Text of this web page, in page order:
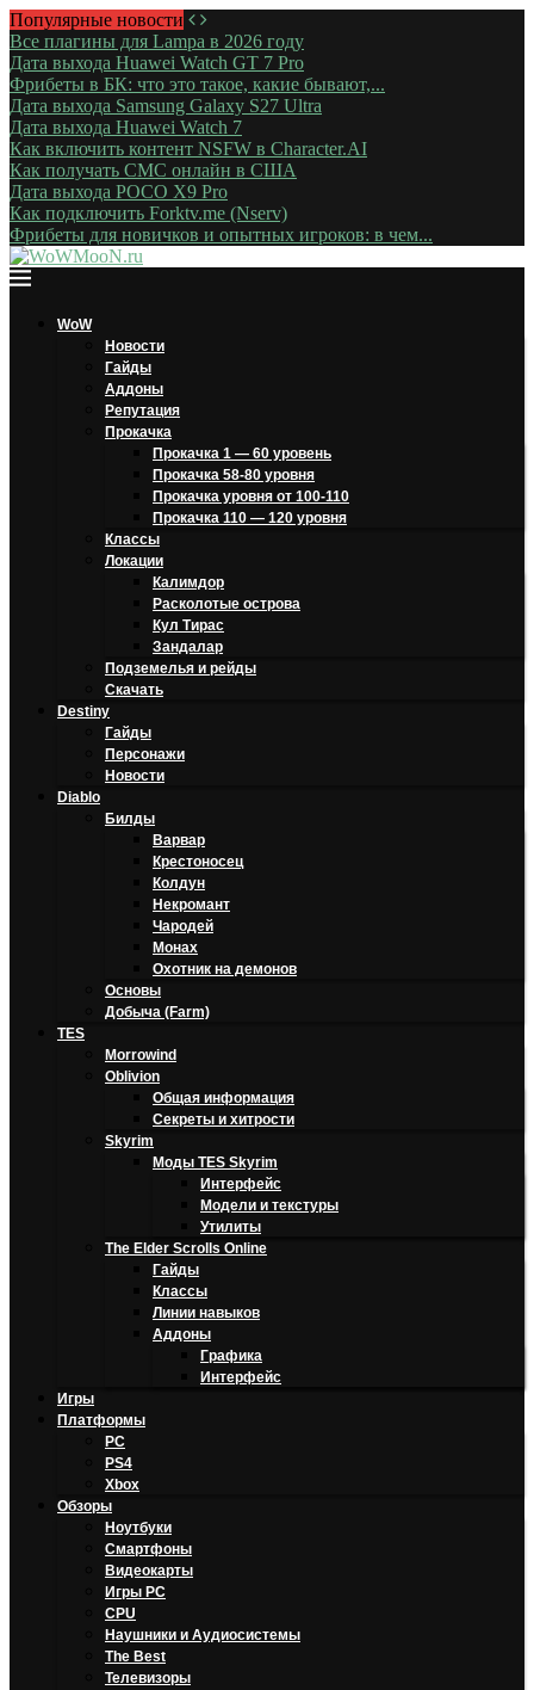
Популярные новости
Все плагины для Lampa в 2026 году
Дата выхода Huawei Watch GT 7 Pro
Фрибеты в БК: что это такое, какие бывают,...
Дата выхода Samsung Galaxy S27 Ultra
Дата выхода Huawei Watch 7
Как включить контент NSFW в Character.AI
Как получать СМС онлайн в США
Дата выхода POCO X9 Pro
Как подключить Forktv.me (Nserv)
Фрибеты для новичков и опытных игроков: в чем...
WoW
Новости
Гайды
Аддоны
Репутация
Прокачка
Прокачка 1 — 60 уровень
Прокачка 58-80 уровня
Прокачка уровня от 100-110
Прокачка 110 — 120 уровня
Классы
Локации
Калимдор
Расколотые острова
Кул Тирас
Зандалар
Подземелья и рейды
Скачать
Destiny
Гайды
Персонажи
Новости
Diablo
Билды
Варвар
Крестоносец
Колдун
Некромант
Чародей
Монах
Охотник на демонов
Основы
Добыча (Farm)
TES
Morrowind
Oblivion
Общая информация
Секреты и хитрости
Skyrim
Моды TES Skyrim
Интерфейс
Модели и текстуры
Утилиты
The Elder Scrolls Online
Гайды
Классы
Линии навыков
Аддоны
Графика
Интерфейс
Игры
Платформы
PC
PS4
Xbox
Обзоры
Ноутбуки
Смартфоны
Видеокарты
Игры PC
CPU
Наушники и Аудиосистемы
The Best
Телевизоры